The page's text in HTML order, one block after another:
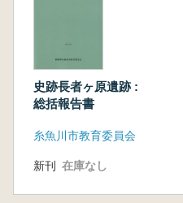
史跡長者ヶ原遺跡 :
総括報告書
糸魚川市教育委員会
新刊 在庫なし